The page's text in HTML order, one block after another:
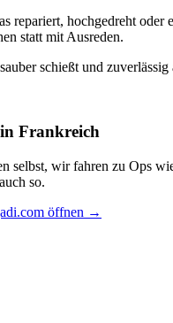
repariert, hochgedreht
statt mit Ausreden.
schießt und
Frankreich
selbst, wir fahren zu Ops
so.
öffnen →